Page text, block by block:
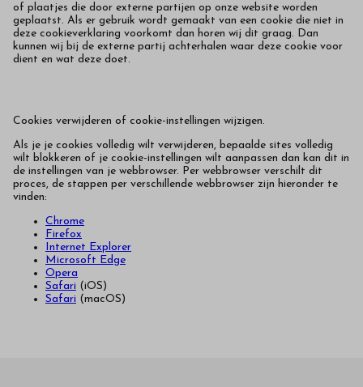
of plaatjes die door externe partijen op onze website worden
geplaatst. Als er gebruik wordt gemaakt van een cookie die niet in
deze cookieverklaring voorkomt dan horen wij dit graag. Dan
kunnen wij bij de externe partij achterhalen waar deze cookie voor
dient en wat deze doet.
Cookies verwijderen of cookie-instellingen wijzigen.
Als je je cookies volledig wilt verwijderen, bepaalde sites volledig
wilt blokkeren of je cookie-instellingen wilt aanpassen dan kan dit in
de instellingen van je webbrowser. Per webbrowser verschilt dit
proces, de stappen per verschillende webbrowser zijn hieronder te
vinden:
Chrome
Firefox
Internet Explorer
Microsoft Edge
Opera
Safari (iOS)
Safari (macOS)